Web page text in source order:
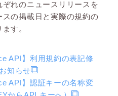
れのニュースリリースを
スの掲載日と実際の規約の
す。
API】利用規約の表記修
知らせ
API】認証キーの名称変